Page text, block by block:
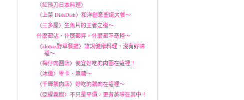
〈紅飛刀日本料理〉
〈上菜 DishDish〉和洋創意聖誕大餐～
〈三多屋〉生魚片的王者之道～
什麼都沾，什麼都拌，什麼都不奇怪～
〈àlohas野草餐廳〉誰說健康料理，沒有好味
道～
〈梅仔肉圓店〉便宜好吃的肉圓在這裡！
〈沐纖〉零卡、無糖～
〈千暉鵝肉店〉好吃的鵝肉在這裡～
〈亞緹義廚〉不只是平價，更有美味在其中！